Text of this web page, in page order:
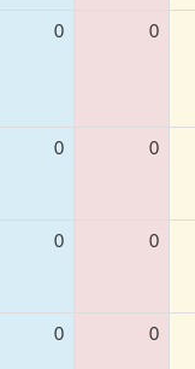
0 0
0 0
0 0
0 0